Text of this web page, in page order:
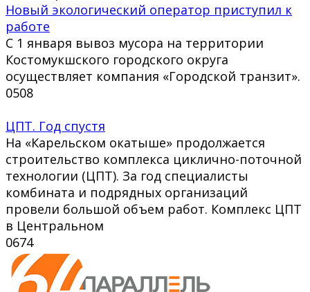
Новый экологический оператор приступил к
работе
С 1 января вывоз мусора на территории
Костомукшского городского округа
осуществляет компания «Городской транзит».
0508
ЦПТ. Год спустя
На «Карельском окатыше» продолжается
строительство комплекса циклично-поточной
технологии (ЦПТ). За год специалисты
комбината и подрядных организаций
провели большой объем работ. Комплекс ЦПТ
в Центральном
0674